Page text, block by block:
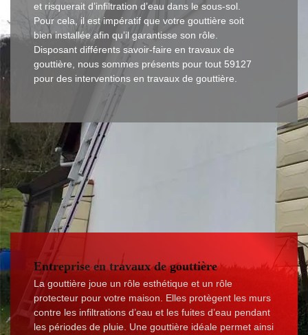
et risquerait d’infiltration d’eau dans le sous-sol.
Pour cela, il est impératif que votre gouttière soit
bien installée afin qu’il garantisse son rôle.
Disposant différents savoir-faire en travaux de
gouttière, nous sommes présents pour tout 59127
pour des interventions en travaux de gouttière.
Entreprise en travaux de gouttière
La gouttière joue un rôle esthétique et un rôle
protecteur pour votre maison. Elles protègent les murs
contre les infiltrations d’eau et les fuites d’eau pendant
les périodes de pluie. Une gouttière idéale permet ainsi